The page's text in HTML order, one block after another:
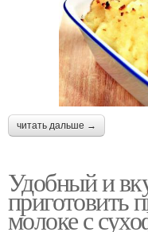
читать дальше →
Удобный и
молоке с